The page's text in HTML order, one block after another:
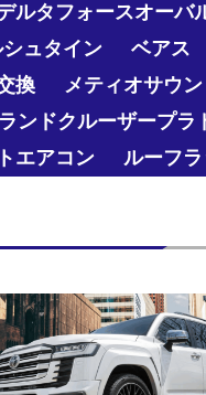
ルタフォースオーバ
シュタイン ベアス
換 メティオサウン
ランドクルーザープラ
エアコン ルーフラ